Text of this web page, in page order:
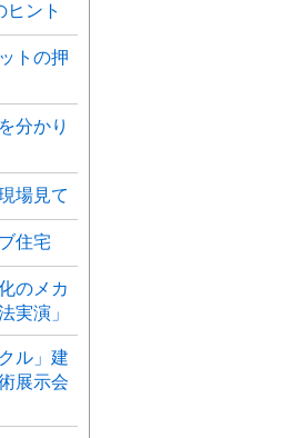
ヒント
トの押
分かり
場見て
住宅
のメカ
実演」
ル」建
展示会